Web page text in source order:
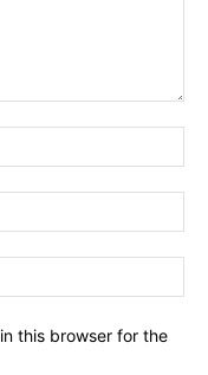
this browser for the